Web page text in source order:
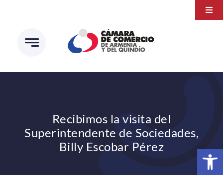
Abrir
contenido
Recibimos la visita del
Superintendente de Sociedades,
Billy Escobar Pérez